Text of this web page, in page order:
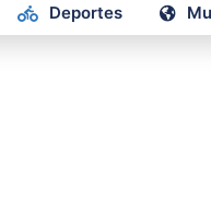
Deportes